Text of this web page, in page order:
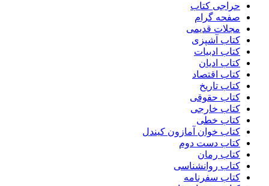
حراجی کتاب
صفحه گرام
مجلات قدیمی
کتاب آشپزی
کتاب ادبیات
کتاب ادیان
کتاب اقتصاد
کتاب تاریخ
کتاب حقوقی
کتاب خارجی
کتاب خطی
کتاب خوان آمازون کیندل
کتاب دست دوم
کتاب رمان
کتاب روانشناسی
کتاب سفرنامه